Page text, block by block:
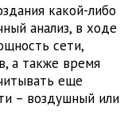
какой-либо
анализ, в ходе
сети,
а также время
еще
– воздушный или